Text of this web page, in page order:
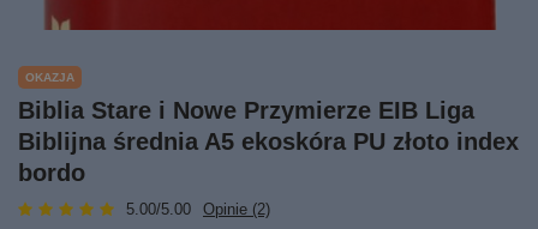
OKAZJA
Biblia Stare i Nowe Przymierze EIB Liga
Biblijna średnia A5 ekoskóra PU złoto index
bordo
5.00/5.00 Opinie (2)